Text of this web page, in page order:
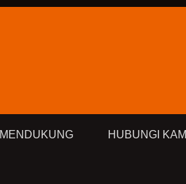
MENDUKUNG HUBUNGI KAMI